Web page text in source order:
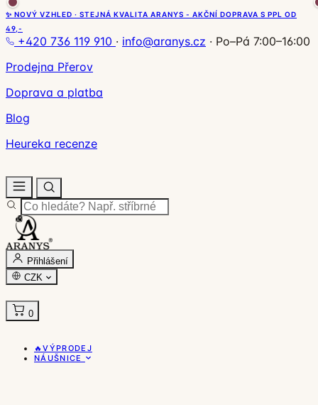
✨ NOVÝ VZHLED · STEJNÁ KVALITA ARANYS - AKČNÍ DOPRAVA S PPL OD
49,-
+420 736 119 910 · info@aranys.cz · Po–Pá 7:00–16:00
Prodejna Přerov
Doprava a platba
Blog
Heureka recenze
Přihlášení
CZK
0
🔥VÝPRODEJ
NÁUŠNICE